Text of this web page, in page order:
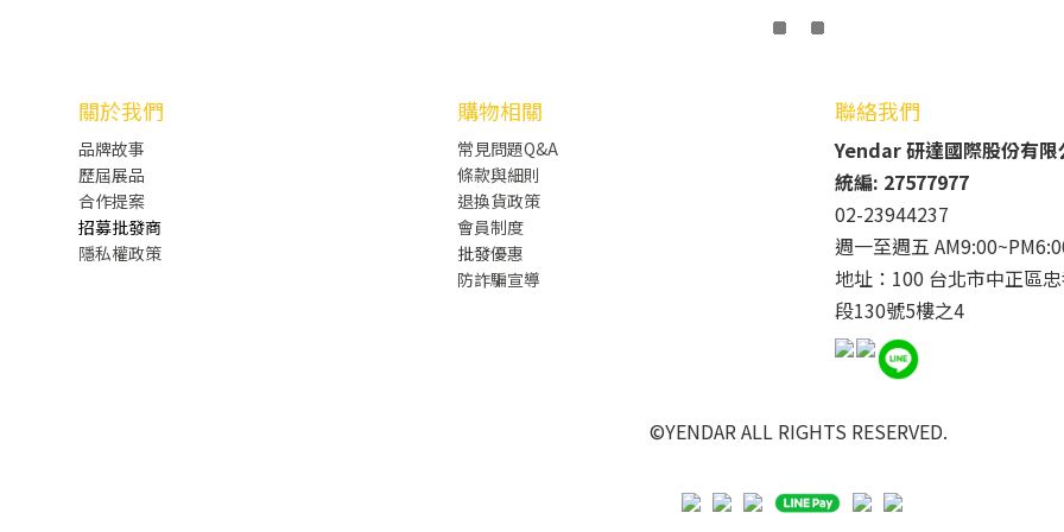
關於我們
品牌故事
歷屆展品
合作提案
招募批發商
隱私權政策
購物相關
常見問題Q&A
條款與細則
退換貨政策
會員制度
批發優惠
防詐騙宣導
聯絡我們
Yendar 研達國際股份有限
統編: 27577977
02-23944237
週一至週五
地址：100 台北市中正區
段130號5樓之4
©YENDAR ALL RIGHTS RESERVED.